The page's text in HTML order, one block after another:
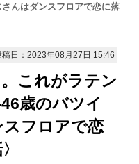
んはダンスフロアで恋に落
稿日：2023年08月27日 15:46
。これがラテン
歳のバツイ
フロアで恋